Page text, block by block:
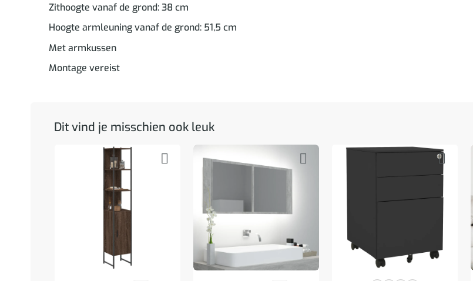
Zithoogte vanaf de grond: 38 cm
Hoogte armleuning vanaf de grond: 51,5 cm
Met armkussen
Montage vereist
Dit vind je misschien ook leuk